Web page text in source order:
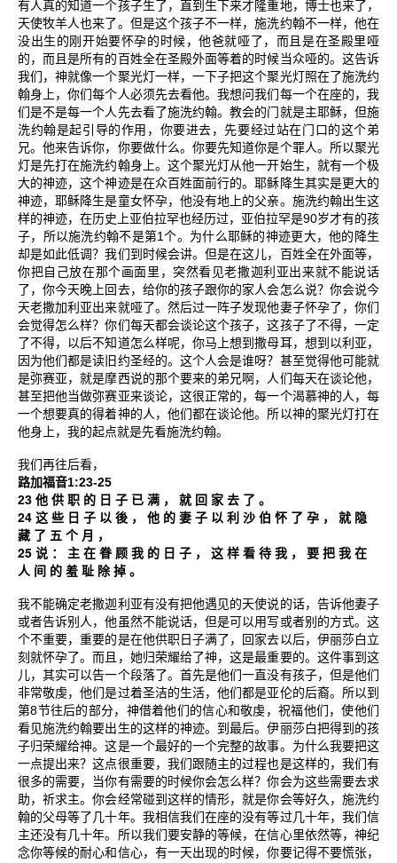
有人真的知道一个孩子生了，直到生下来才隆重地，博士也来了，
天使牧羊人也来了。但是这个孩子不一样，施洗约翰不一样，他在
没出生的刚开始要怀孕的时候，他爸就哑了，而且是在圣殿里哑
的，而且是所有的百姓全在圣殿外面等着的时候当众哑的。这告诉
我们，神就像一个聚光灯一样，一下子把这个聚光灯照在了施洗约
翰身上，你们每个人必须先去看他。我想问我们每一个在座的，我
们是不是每一个人先去看了施洗约翰。教会的门就是主耶稣，但施
洗约翰是起引导的作用，你要进去，先要经过站在门口的这个弟
兄。他来告诉你，你要做什么。你要先知道你是个罪人。所以聚光
灯是先打在施洗约翰身上。这个聚光灯从他一开始生，就有一个极
大的神迹，这个神迹是在众百姓面前行的。耶稣降生其实是更大的
神迹，耶稣降生是童女怀孕，他没有地上的父亲。施洗约翰出生这
样的神迹，在历史上亚伯拉罕也经历过，亚伯拉罕是90岁才有的孩
子，所以施洗约翰不是第1个。为什么耶稣的神迹更大，他的降生
却是如此低调？我们到时候会讲。但是在这儿，百姓全在外面等，
你把自己放在那个画面里，突然看见老撒迦利亚出来就不能说话
了，你今天晚上回去，给你的孩子跟你的家人会怎么说？你会说今
天老撒加利亚出来就哑了。然后过一阵子发现他妻子怀孕了，你们
会觉得怎么样？你们每天都会谈论这个孩子，这孩子了不得，一定
了不得，以后不知道怎么样呢，你马上想到撒母耳，想到以利亚，
因为他们都是读旧约圣经的。这个人会是谁呀？甚至觉得他可能就
是弥赛亚，就是摩西说的那个要来的弟兄啊，人们每天在谈论他，
甚至把他当做弥赛亚来谈论，这很正常的，每一个渴慕神的人，每
一个想要真的得着神的人，他们都在谈论他。所以神的聚光灯打在
他身上，我的起点就是先看施洗约翰。
我们再往后看，
路加福音1:23-25
23 他 供 职 的 日 子 已 满 ， 就 回 家 去 了 。
24 这 些 日 子 以 後 ， 他 的 妻 子 以 利 沙 伯 怀 了 孕 ， 就 隐
藏
了 五 个 月 ，
25 说 ： 主 在 眷 顾 我 的 日 子 ， 这 样 看 待 我 ， 要 把 我 在
人 间 的 羞 耻 除 掉 。
我不能确定老撒迦利亚有没有把他遇见的天使说的话，告诉他妻子
或者告诉别人，他虽然不能说话，但是可以用写或者别的方式。这
个不重要，重要的是在他供职日子满了，回家去以后，伊丽莎白立
刻就怀孕了。而且，她归荣耀给了神，这是最重要的。这件事到这
儿，其实可以告一个段落了。首先是他们一直没有孩子，但是他们
非常敬虔，他们是过着圣洁的生活，他们都是亚伦的后裔。所以到
第8节往后的部分，神借着他们的信心和敬虔，祝福他们，使他们
看见施洗约翰要出生的这样的神迹。到最后。伊丽莎白把得到的孩
子归荣耀给神。这是一个最好的一个完整的故事。为什么我要把这
一点提出来？这点很重要，我们跟随主的过程也是这样的，我们有
很多的需要，当你有需要的时候你会怎么样？你会为这些需要去求
助，祈求主。你会经常碰到这样的情形，就是你会等好久，施洗约
翰的父母等了几十年。我相信我们在座的没有等过几十年，我们信
主还没有几十年。所以我们要安静的等候，在信心里依然等，神纪
念你等候的耐心和信心，有一天出现的时候，你要记得不要慌张，